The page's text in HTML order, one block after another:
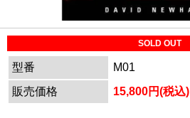
SOLD OUT
型番
M01
販売価格
15,800円(税込)